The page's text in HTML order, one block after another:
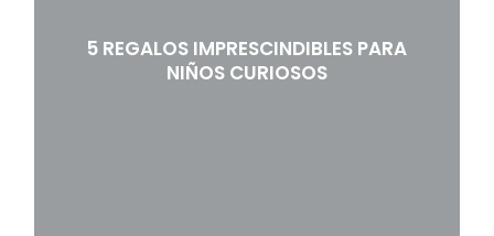
5 REGALOS IMPRESCINDIBLES PARA
NIÑOS CURIOSOS